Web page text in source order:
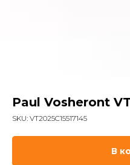
Paul Vosheront
SKU: VT2025C15517145
В